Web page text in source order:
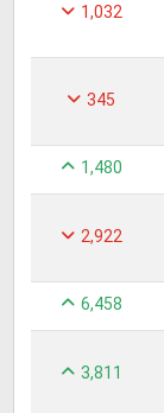
1,032
345
1,480
2,922
6,458
3,811